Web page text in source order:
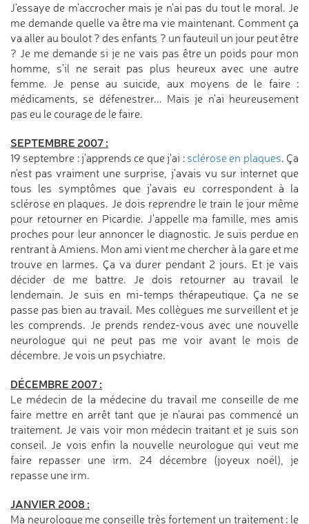
J'essaye de m'accrocher mais je n'ai pas du tout le moral. Je
me demande quelle va être ma vie maintenant. Comment ça
va aller au boulot ? des enfants ? un fauteuil un jour peut être
? Je me demande si je ne vais pas être un poids pour mon
homme, s'il ne serait pas plus heureux avec une autre
femme. Je pense au suicide, aux moyens de le faire :
médicaments, se défenestrer... Mais je n'ai heureusement
pas eu le courage de le faire.
SEPTEMBRE 2007 :
19 septembre : j'apprends ce que j'ai : sclérose en plaques. Ça
n'est pas vraiment une surprise, j'avais vu sur internet que
tous les symptômes que j'avais eu correspondent à la
sclérose en plaques. Je dois reprendre le train le jour même
pour retourner en Picardie. J'appelle ma famille, mes amis
proches pour leur annoncer le diagnostic. Je suis perdue en
rentrant à Amiens. Mon ami vient me chercher à la gare et me
trouve en larmes. Ça va durer pendant 2 jours. Et je vais
décider de me battre. Je dois retourner au travail le
lendemain. Je suis en mi-temps thérapeutique. Ça ne se
passe pas bien au travail. Mes collègues me surveillent et je
les comprends. Je prends rendez-vous avec une nouvelle
neurologue qui ne peut pas me voir avant le mois de
décembre. Je vois un psychiatre.
DÉCEMBRE 2007 :
Le médecin de la médecine du travail me conseille de me
faire mettre en arrêt tant que je n'aurai pas commencé un
traitement. Je vais voir mon médecin traitant et je suis son
conseil. Je vois enfin la nouvelle neurologue qui veut me
faire repasser une irm. 24 décembre (joyeux noël), je
repasse une irm.
JANVIER 2008 :
Ma neurologue me conseille très fortement un traitement : le